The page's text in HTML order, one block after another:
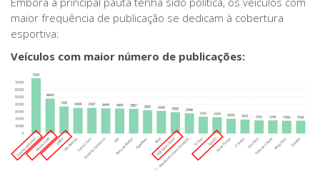
maior frequência de publicação se dedicam à cobertura
esportiva:
Veículos com maior número de publicações: